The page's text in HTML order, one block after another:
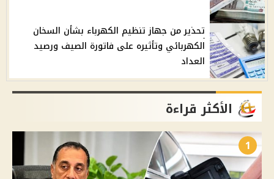
تحذير من جهاز تنظيم الكهرباء بشأن السخان
الكهربائي وتأثيره على فاتورة الصيف ورصيد
العداد
الأكثر قراءة
1